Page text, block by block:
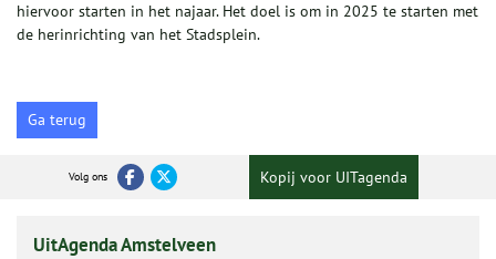
hiervoor starten in het najaar. Het doel is om in 2025 te starten met
de herinrichting van het Stadsplein.
Ga terug
Volg ons Kopij voor UITagenda
UitAgenda Amstelveen